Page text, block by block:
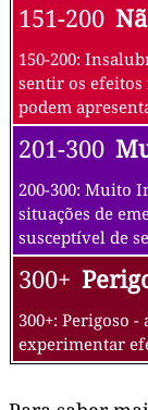
151-200
150-200:
sentir os efeitos
podem
201-300
200-300: Muito
situações de
susceptível de
300+
300+: Perigoso
experimentar